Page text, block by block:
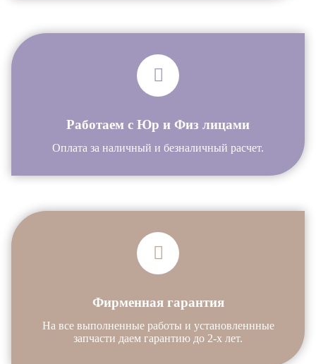
Работаем с Юр и Физ лицами
Оплата за наличный и безналичный расчет.
Фирменная гарантия
На все выполненные работы и установленнные
запчасти даем гарантию до 2-х лет.